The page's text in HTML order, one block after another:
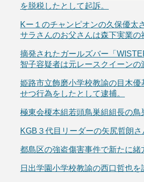
を脱税したとして起訴。
Kー１のチャンピオンの久保優太
サラさんのお父さんは森下実業の
摘発されたガールズバー「
智子容疑者は元レースクイーンの
姫路市立飾磨小学校教諭の目木優
せつ行為をしたとして逮捕。
極東会榎本組若頭鳥巣組組長の鳥
KGB３代目リーダーの矢尻哲朗さ
都島区の強盗傷害事件で新たに緒
日出学園小学校教諭の西口哲也